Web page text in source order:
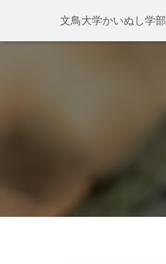
文鳥大学かいぬし学部